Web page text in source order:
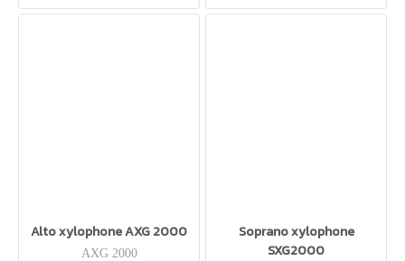
Alto xylophone AXG 2000
AXG 2000
Soprano xylophone
SXG2000